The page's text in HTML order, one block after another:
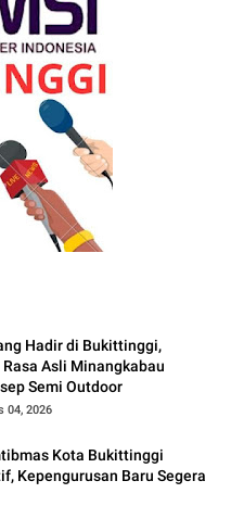
Hadir di Bukittinggi,
Asli Minangkabau
Semi Outdoor
04, 2026
Kota Bukittinggi
Kepengurusan Baru Segera